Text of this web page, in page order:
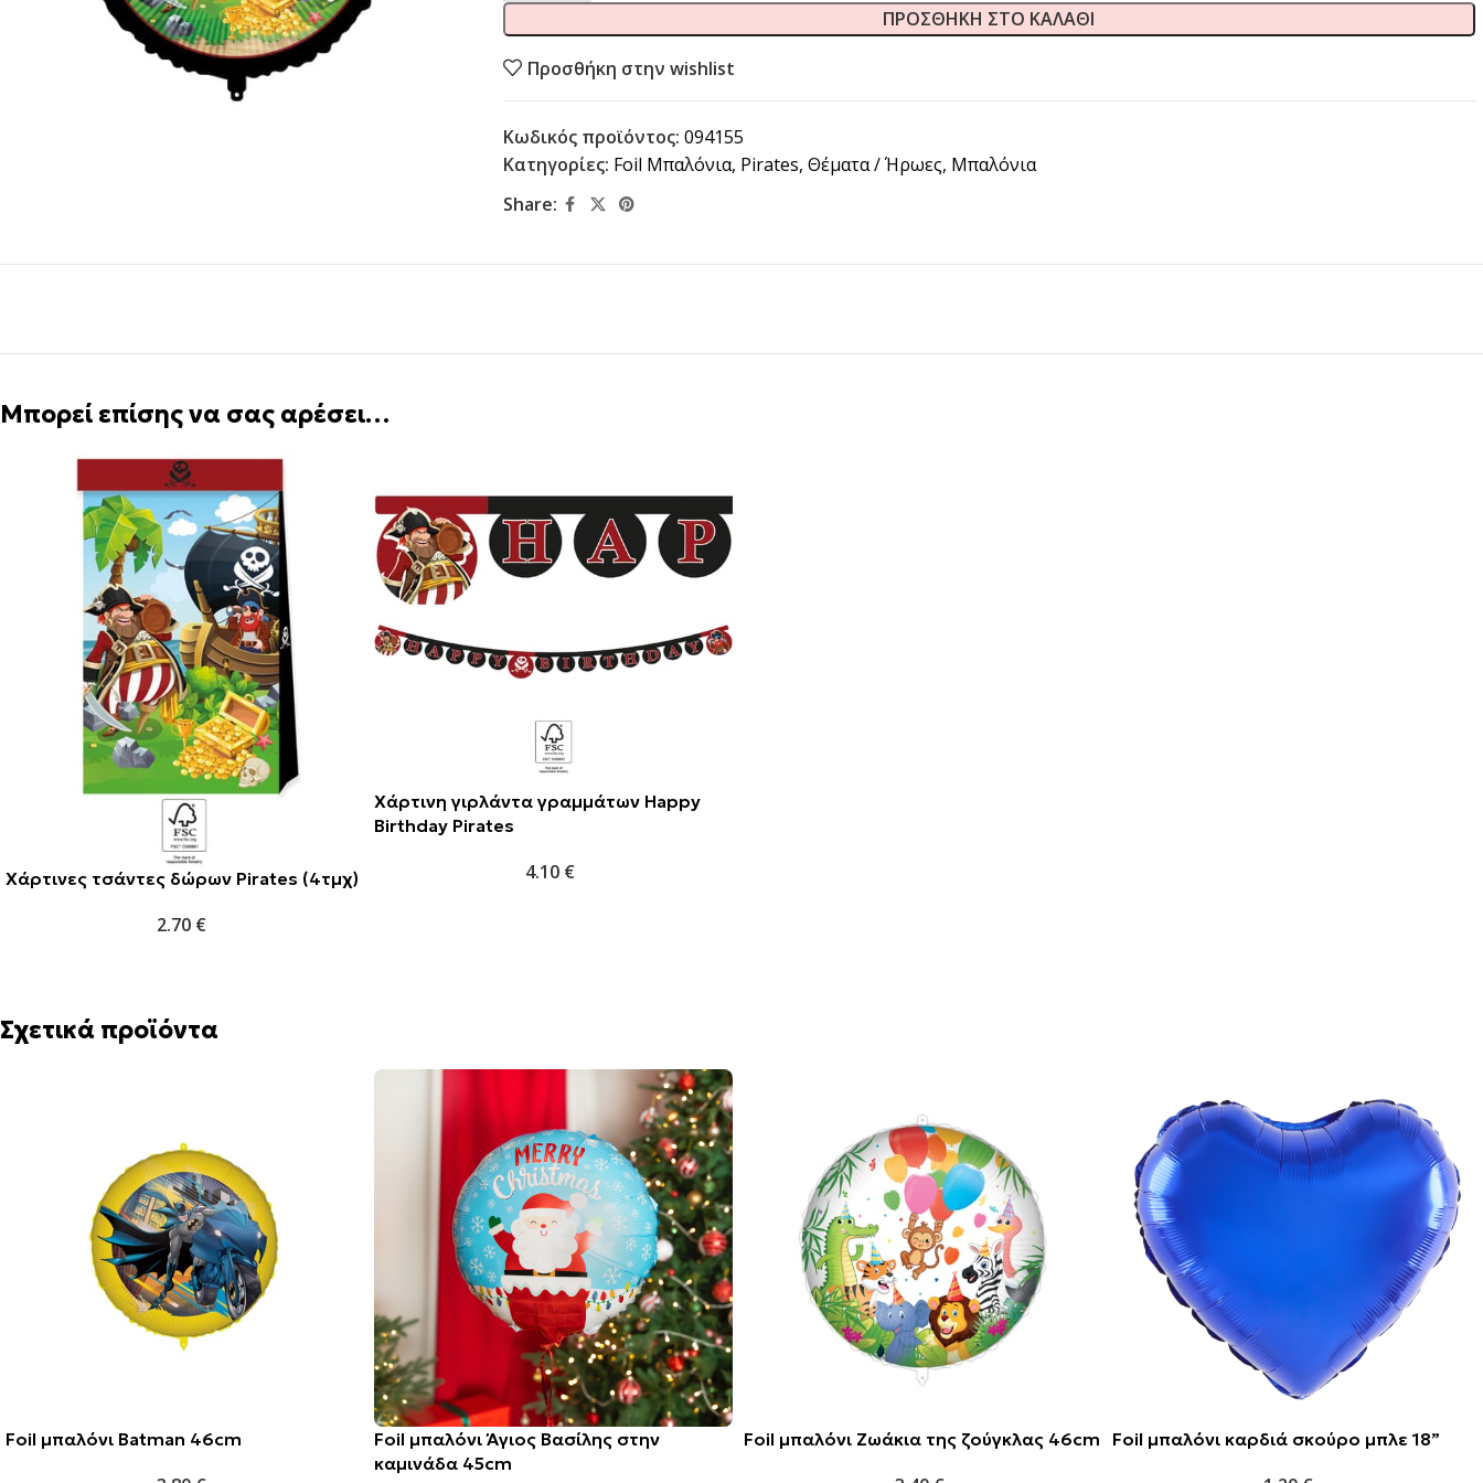
ΠΡΟΣΘΉΚΗ ΣΤΟ ΚΑΛΆΘΙ
Προσθήκη στην wishlist
Κωδικός προϊόντος: 094155
Κατηγορίες: Foil Μπαλόνια, Pirates, Θέματα / Ήρωες, Μπαλόνια
Share:
Μπορεί επίσης να σας αρέσει…
Χάρτινες τσάντες δώρων Pirates (4τμχ)
2.70 €
Χάρτινη γιρλάντα γραμμάτων Happy
Birthday Pirates
4.10 €
Σχετικά προϊόντα
Foil μπαλόνι Batman 46cm
Foil μπαλόνι Άγιος Βασίλης στην
καμινάδα 45cm
Foil μπαλόνι Ζωάκια της ζούγκλας 46cm Foil μπαλόνι καρδιά σκούρο μπλε 18”